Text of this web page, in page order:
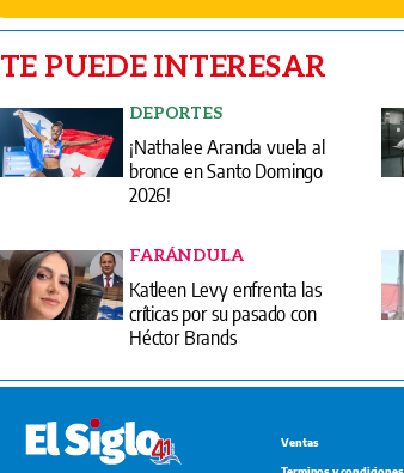
TE PUEDE INTERESAR
DEPORTES
¡Nathalee Aranda vuela al
bronce en Santo Domingo
2026!
FARÁNDULA
Katleen Levy enfrenta las
críticas por su pasado con
Héctor Brands
Ventas